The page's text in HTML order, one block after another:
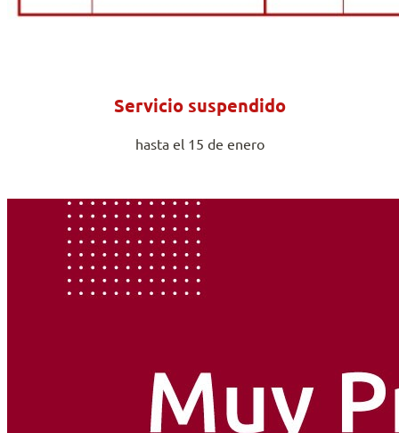
Servicio suspendido
hasta el 15 de enero